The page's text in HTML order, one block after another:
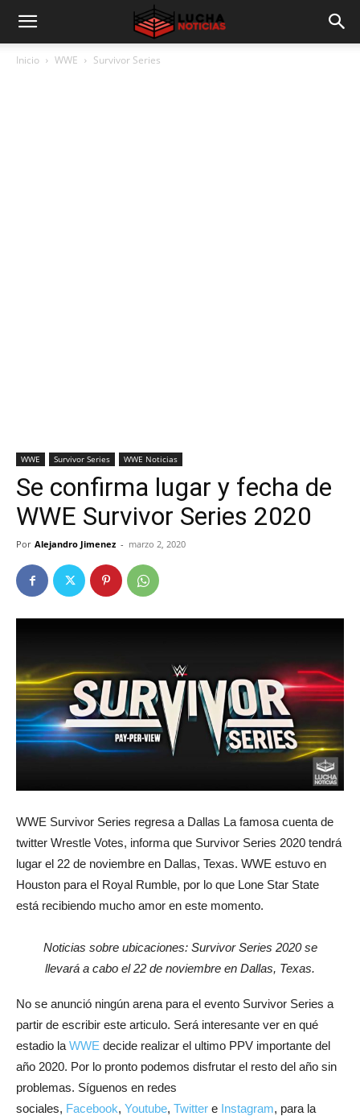
Inicio WWE Survivor Series
WWE Survivor Series WWE Noticias
Se confirma lugar y fecha de
WWE Survivor Series 2020
Por Alejandro Jimenez - marzo 2, 2020
WWE Survivor Series regresa a Dallas La famosa cuenta de
twitter Wrestle Votes, informa que Survivor Series 2020 tendrá
lugar el 22 de noviembre en Dallas, Texas. WWE estuvo en
Houston para el Royal Rumble, por lo que Lone Star State
está recibiendo mucho amor en este momento.
Noticias sobre ubicaciones: Survivor Series 2020 se
llevará a cabo el 22 de noviembre en Dallas, Texas.
No se anunció ningún arena para el evento Survivor Series a
partir de escribir este articulo. Será interesante ver en qué
estadio la WWE decide realizar el ultimo PPV importante del
año 2020. Por lo pronto podemos disfrutar el resto del año sin
problemas. Síguenos en redes
sociales, Facebook, Youtube, Twitter e Instagram, para la